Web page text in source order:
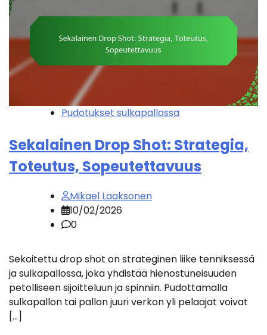
Pudotukset sulkapallossa
Sekalainen Drop Shot: Strategia,
Toteutus, Sopeutettavuus
Mikael Laaksonen
10/02/2026
0
Sekoitettu drop shot on strateginen liike tenniksessä
ja sulkapallossa, joka yhdistää hienostuneisuuden
petolliseen sijoitteluun ja spinniin. Pudottamalla
sulkapallon tai pallon juuri verkon yli pelaajat voivat
[…]